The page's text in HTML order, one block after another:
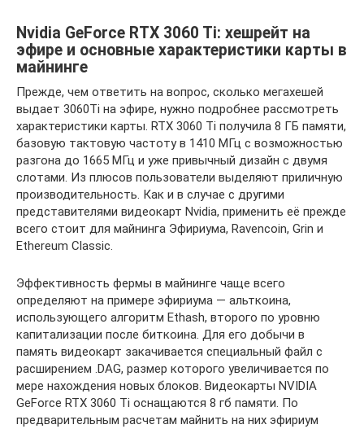
Nvidia GeForce RTX 3060 Ti: хешрейт на
эфире и основные характеристики карты в
майнинге
Прежде, чем ответить на вопрос, сколько мегахешей
выдает 3060Ti на эфире, нужно подробнее рассмотреть
характеристики карты. RTX 3060 Ti получила 8 ГБ памяти,
базовую тактовую частоту в 1410 МГц с возможностью
разгона до 1665 МГц и уже привычный дизайн с двумя
слотами. Из плюсов пользователи выделяют приличную
производительность. Как и в случае с другими
представителями видеокарт Nvidia, применить её прежде
всего стоит для майнинга Эфириума, Ravencoin, Grin и
Ethereum Classic.
Эффективность фермы в майнинге чаще всего
определяют на примере эфириума — альткоина,
использующего алгоритм Ethash, второго по уровню
капитализации после биткоина. Для его добычи в
память видеокарт закачивается специальный файл с
расширением .DAG, размер которого увеличивается по
мере нахождения новых блоков. Видеокарты NVIDIA
GeForce RTX 3060 Ti оснащаются 8 гб памяти. По
предварительным расчетам майнить на них эфириум